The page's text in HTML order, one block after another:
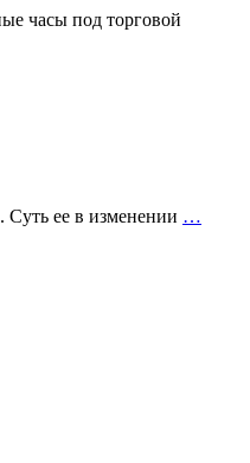
часы под торговой
Суть ее в изменении …